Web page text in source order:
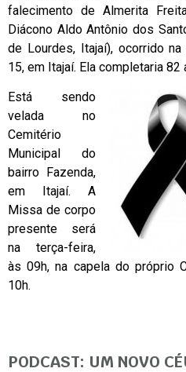
falecimento de Almerita
Diácono Aldo Antônio dos
de Lourdes, Itajaí), ocorrido
15, em Itajaí. Ela completaria
Está sendo
velada no
Cemitério
Municipal do
bairro Fazenda,
em Itajaí. A
Missa de corpo
presente será
na terça-feira,
às 09h, na capela do próprio
10h.
PODCAST: UM NOVO